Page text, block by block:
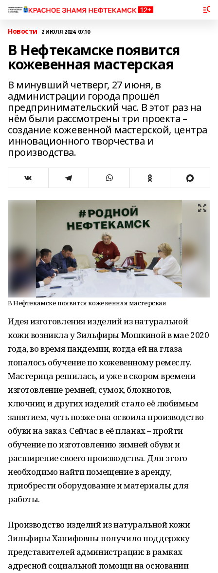
Новости 2 ИЮЛЯ 2024, 07:10
В Нефтекамске появится
кожевенная мастерская
В минувший четверг, 27 июня, в
администрации города прошёл
предпринимательский час. В этот раз на
нём были рассмотрены три проекта –
создание кожевенной мастерской, центра
инновационного творчества и
производства.
В Нефтекамске появится кожевенная мастерская
Идея изготовления изделий из натуральной
кожи возникла у Зильфиры Мошкиной в мае 2020
года, во время пандемии, когда ей на глаза
попалось обучение по кожевенному ремеслу.
Мастерица решилась, и уже в скором времени
изготовление ремней, сумок, блокнотов,
ключниц и других изделий стало её любимым
занятием, чуть позже она освоила производство
обуви на заказ. Сейчас в её планах – пройти
обучение по изготовлению зимней обуви и
расширение своего производства. Для этого
необходимо найти помещение в аренду,
приобрести оборудование и материалы для
работы.
Производство изделий из натуральной кожи
Зильфиры Ханифовны получило поддержку
представителей администрации: в рамках
адресной социальной помощи на основании